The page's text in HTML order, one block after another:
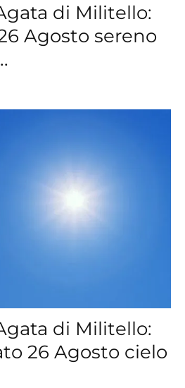
di Militello:
Agosto sereno
di Militello:
26 Agosto cielo